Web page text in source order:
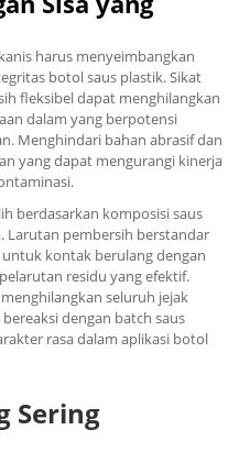
harus menyeimbangkan
botol saus plastik. Sikat
fleksibel dapat menghilangkan
dalam yang berpotensi
Menghindari bahan abrasif dan
yang dapat mengurangi kinerja
berdasarkan komposisi saus
Larutan pembersih berstandar
kontak berulang dengan
residu yang efektif.
seluruh jejak
dengan batch saus
rasa dalam aplikasi botol
Sering